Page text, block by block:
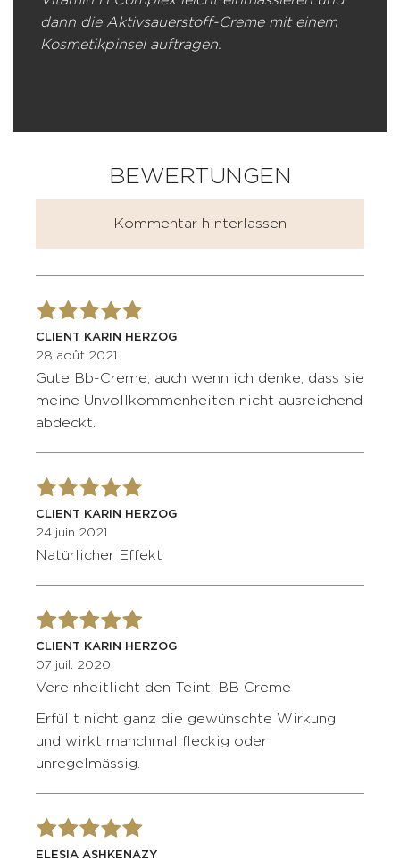
dann die Aktivsauerstoff-Creme mit einem
Kosmetikpinsel auftragen.
BEWERTUNGEN
Kommentar hinterlassen
CLIENT KARIN HERZOG
28 août 2021
Gute Bb-Creme, auch wenn ich denke, dass sie
meine Unvollkommenheiten nicht ausreichend
abdeckt.
CLIENT KARIN HERZOG
24 juin 2021
Natürlicher Effekt
CLIENT KARIN HERZOG
07 juil. 2020
Vereinheitlicht den Teint, BB Creme
Erfüllt nicht ganz die gewünschte Wirkung
und wirkt manchmal fleckig oder
unregelmässig.
ELESIA ASHKENAZY